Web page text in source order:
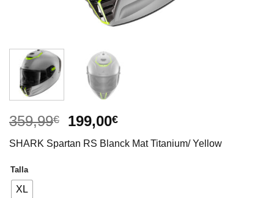
359,99€
El
original
199,00€El
actual
SHARK Spartan RS Blanck Mat Titanium/ Yellow
Talla
XL